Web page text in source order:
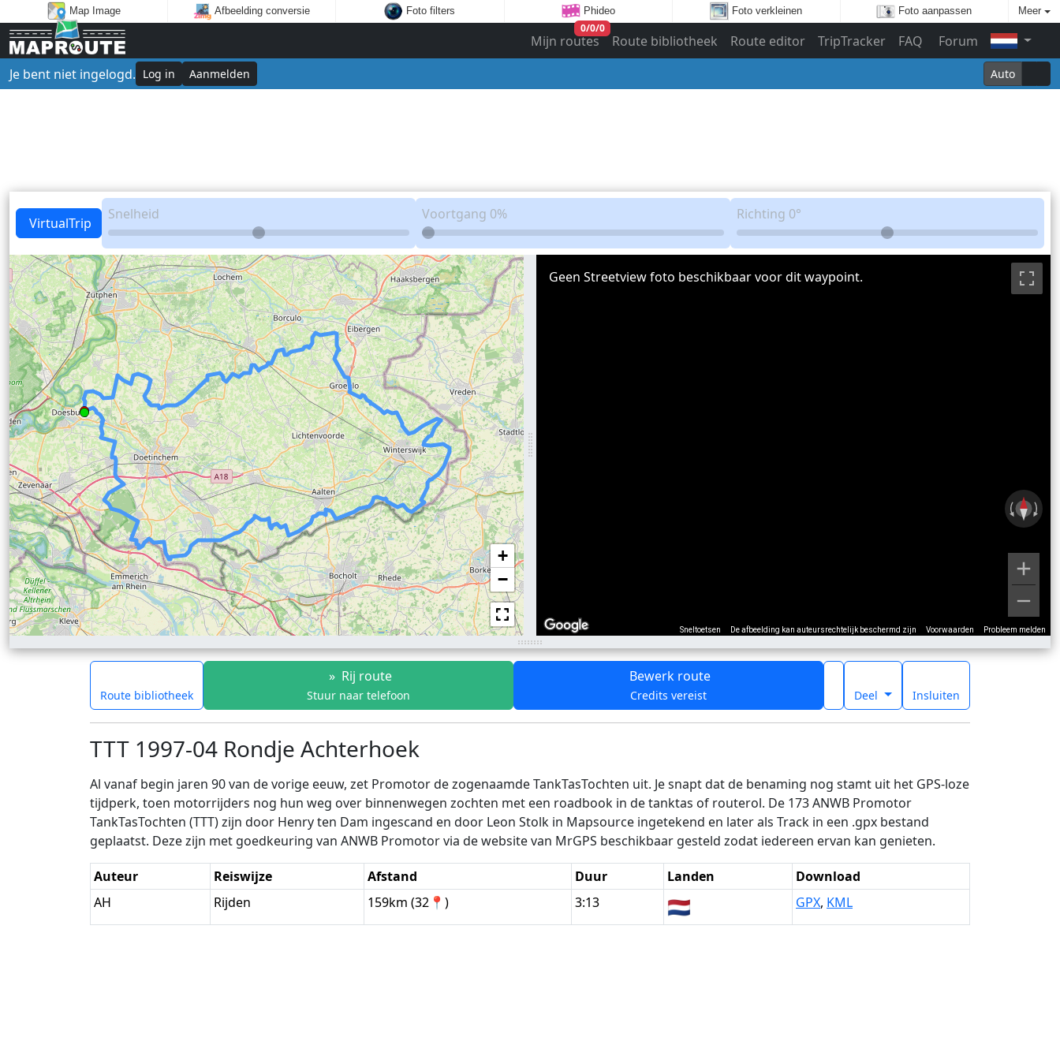
Map Image Afbeelding conversie Foto filters Phideo Foto verkleinen Foto aanpassen Meer
Mijn routes
0/0/0
Route bibliotheek Route editor TripTracker FAQ
Forum
Je bent niet ingelogd. Log in Aanmelden Auto
VirtualTrip
Snelheid Voortgang 0% Richting 0°
+
−
Sneltoetsen De afbeelding kan auteursrechtelijk beschermd zijn Voorwaarden Probleem melden
Geen Streetview foto beschikbaar voor dit waypoint.
Route bibliotheek
» Rij route
Stuur naar telefoon
Bewerk route
Credits vereist Deel Insluiten
TTT 1997-04 Rondje Achterhoek
Al vanaf begin jaren 90 van de vorige eeuw, zet Promotor de zogenaamde TankTasTochten uit. Je snapt dat de benaming nog stamt uit het GPS-loze
tijdperk, toen motorrijders nog hun weg over binnenwegen zochten met een roadbook in de tanktas of routerol. De 173 ANWB Promotor
TankTasTochten (TTT) zijn door Henry ten Dam ingescand en door Leon Stolk in Mapsource ingetekend en later als Track in een .gpx bestand
geplaatst. Deze zijn met goedkeuring van ANWB Promotor via de website van MrGPS beschikbaar gesteld zodat iedereen ervan kan genieten.
Auteur Reiswijze Afstand Duur Landen
Download
AH
Rijden 159km (32📍) 3:13 🇳🇱 GPX, KML